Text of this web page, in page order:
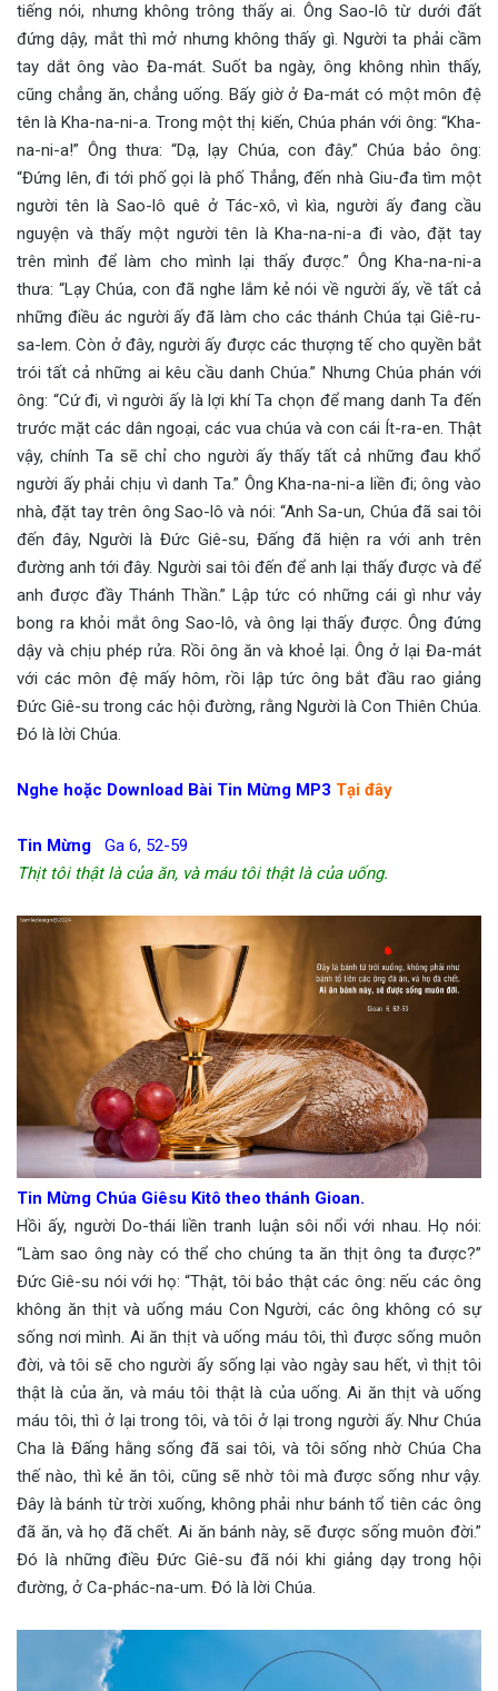
tiếng nói, nhưng không trông thấy ai. Ông Sao-lô từ dưới đất
đứng dậy, mắt thì mở nhưng không thấy gì. Người ta phải cầm
tay dắt ông vào Đa-mát. Suốt ba ngày, ông không nhìn thấy,
cũng chẳng ăn, chẳng uống. Bấy giờ ở Đa-mát có một môn đệ
tên là Kha-na-ni-a. Trong một thị kiến, Chúa phán với ông: “Kha-
na-ni-a!” Ông thưa: “Dạ, lạy Chúa, con đây.” Chúa bảo ông:
“Đứng lên, đi tới phố gọi là phố Thẳng, đến nhà Giu-đa tìm một
người tên là Sao-lô quê ở Tác-xô, vì kìa, người ấy đang cầu
nguyện và thấy một người tên là Kha-na-ni-a đi vào, đặt tay
trên mình để làm cho mình lại thấy được.” Ông Kha-na-ni-a
thưa: “Lạy Chúa, con đã nghe lắm kẻ nói về người ấy, về tất cả
những điều ác người ấy đã làm cho các thánh Chúa tại Giê-ru-
sa-lem. Còn ở đây, người ấy được các thượng tế cho quyền bắt
trói tất cả những ai kêu cầu danh Chúa.” Nhưng Chúa phán với
ông: “Cứ đi, vì người ấy là lợi khí Ta chọn để mang danh Ta đến
trước mặt các dân ngoại, các vua chúa và con cái Ít-ra-en. Thật
vậy, chính Ta sẽ chỉ cho người ấy thấy tất cả những đau khổ
người ấy phải chịu vì danh Ta.” Ông Kha-na-ni-a liền đi; ông vào
nhà, đặt tay trên ông Sao-lô và nói: “Anh Sa-un, Chúa đã sai tôi
đến đây, Người là Đức Giê-su, Đấng đã hiện ra với anh trên
đường anh tới đây. Người sai tôi đến để anh lại thấy được và để
anh được đầy Thánh Thần.” Lập tức có những cái gì như vảy
bong ra khỏi mắt ông Sao-lô, và ông lại thấy được. Ông đứng
dậy và chịu phép rửa. Rồi ông ăn và khoẻ lại. Ông ở lại Đa-mát
với các môn đệ mấy hôm, rồi lập tức ông bắt đầu rao giảng
Đức Giê-su trong các hội đường, rằng Người là Con Thiên Chúa.
Đó là lời Chúa.
Nghe hoặc Download Bài Tin Mừng MP3 Tại đây
Tin Mừng Ga 6, 52-59
Thịt tôi thật là của ăn, và máu tôi thật là của uống.
Tin Mừng Chúa Giêsu Kitô theo thánh Gioan.
Hồi ấy, người Do-thái liền tranh luận sôi nổi với nhau. Họ nói:
“Làm sao ông này có thể cho chúng ta ăn thịt ông ta được?”
Đức Giê-su nói với họ: “Thật, tôi bảo thật các ông: nếu các ông
không ăn thịt và uống máu Con Người, các ông không có sự
sống nơi mình. Ai ăn thịt và uống máu tôi, thì được sống muôn
đời, và tôi sẽ cho người ấy sống lại vào ngày sau hết, vì thịt tôi
thật là của ăn, và máu tôi thật là của uống. Ai ăn thịt và uống
máu tôi, thì ở lại trong tôi, và tôi ở lại trong người ấy. Như Chúa
Cha là Đấng hằng sống đã sai tôi, và tôi sống nhờ Chúa Cha
thế nào, thì kẻ ăn tôi, cũng sẽ nhờ tôi mà được sống như vậy.
Đây là bánh từ trời xuống, không phải như bánh tổ tiên các ông
đã ăn, và họ đã chết. Ai ăn bánh này, sẽ được sống muôn đời.”
Đó là những điều Đức Giê-su đã nói khi giảng dạy trong hội
đường, ở Ca-phác-na-um. Đó là lời Chúa.